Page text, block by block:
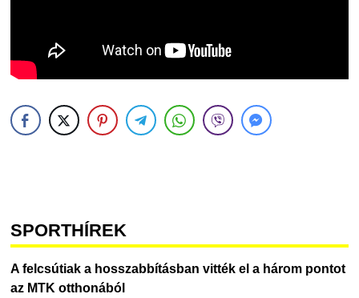
SPORTHÍREK
A felcsútiak a hosszabbításban vitték el a három pontot
az MTK otthonából